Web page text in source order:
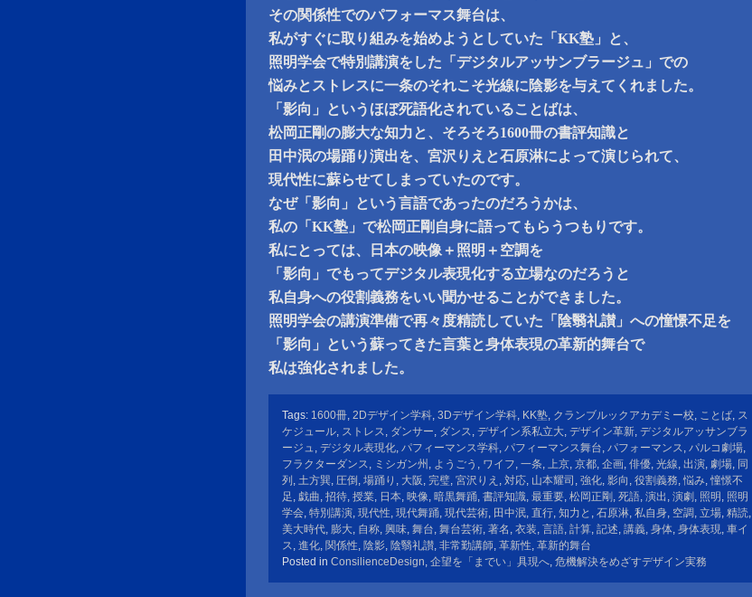
その関係性でのパフォーマス舞台は、
私がすぐに取り組みを始めようとしていた「KK塾」と、
照明学会で特別講演をした「デジタルアッサンブラージュ」での
悩みとストレスに一条のそれこそ光線に陰影を与えてくれました。
「影向」というほぼ死語化されていることばは、
松岡正剛の膨大な知力と、そろそろ1600冊の書評知識と
田中泯の場踊り演出を、宮沢りえと石原淋によって演じられて、
現代性に蘇らせてしまっていたのです。
なぜ「影向」という言語であったのだろうかは、
私の「KK塾」で松岡正剛自身に語ってもらうつもりです。
私にとっては、日本の映像＋照明＋空調を
「影向」でもってデジタル表現化する立場なのだろうと
私自身への役割義務をいい聞かせることができました。
照明学会の講演準備で再々度精読していた「陰翳礼讃」への憧憬不足を
「影向」という蘇ってきた言葉と身体表現の革新的舞台で
私は強化されました。
Tags: 1600冊, 2Dデザイン学科, 3Dデザイン学科, KK塾, クランブルックアカデミー校, ことば, ス
ケジュール, ストレス, ダンサー, ダンス, デザイン系私立大, デザイン革新, デジタルアッサンブラ
ージュ, デジタル表現化, パフィーマンス学科, パフィーマンス舞台, パフォーマンス, パルコ劇場,
フラクターダンス, ミシガン州 , ようごう , ワイフ, 一条, 上京, 京都, 企画, 俳優, 光線, 出演, 劇場, 同
列 , 土方巽, 圧倒 , 場踊り , 大阪 , 完璧, 宮沢りえ , 対応, 山本耀司 , 強化, 影向 , 役割義務, 悩み,憧憬不
足 , 戯曲, 招待, 授業, 日本, 映像, 暗黒舞踊, 書評知識, 最重要, 松岡正剛 , 死語, 演出 , 演劇 , 照明 , 照明
学会, 特別講演, 現代性, 現代舞踊, 現代芸術, 田中泯, 直行, 知力と , 石原淋, 私自身, 空調 , 立場, 精読,
美大時代, 膨大, 自称, 興味, 舞台, 舞台芸術, 著名 , 衣装, 言語, 計算, 記述, 講義, 身体, 身体表現, 車イ
ス, 進化, 関係性, 陰影, 陰翳礼讃, 非常勤講師, 革新性, 革新的舞台
Posted in ConsilienceDesign, 企望を「までい」具現へ, 危機解決をめざすデザイン実務